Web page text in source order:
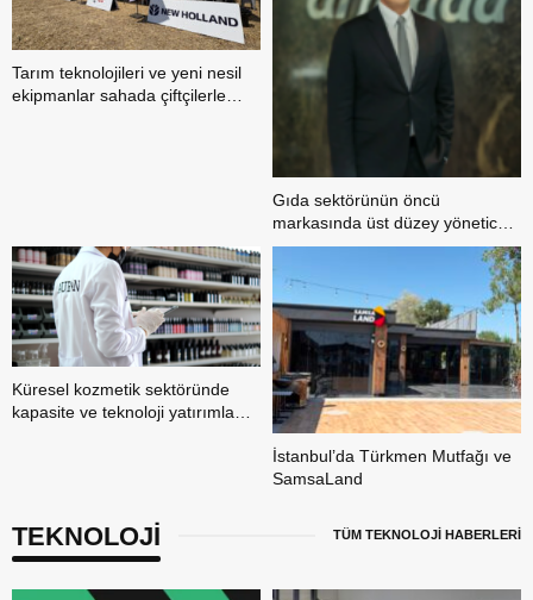
Tarım teknolojileri ve yeni nesil
ekipmanlar sahada çiftçilerle
Gıda sektörünün öncü
markasında üst düzey yönetici
ataması
Küresel kozmetik sektöründe
kapasite ve teknoloji yatırımları
İstanbul’da Türkmen Mutfağı ve
SamsaLand
TEKNOLOJİ TÜM TEKNOLOJİ HABERLERİ